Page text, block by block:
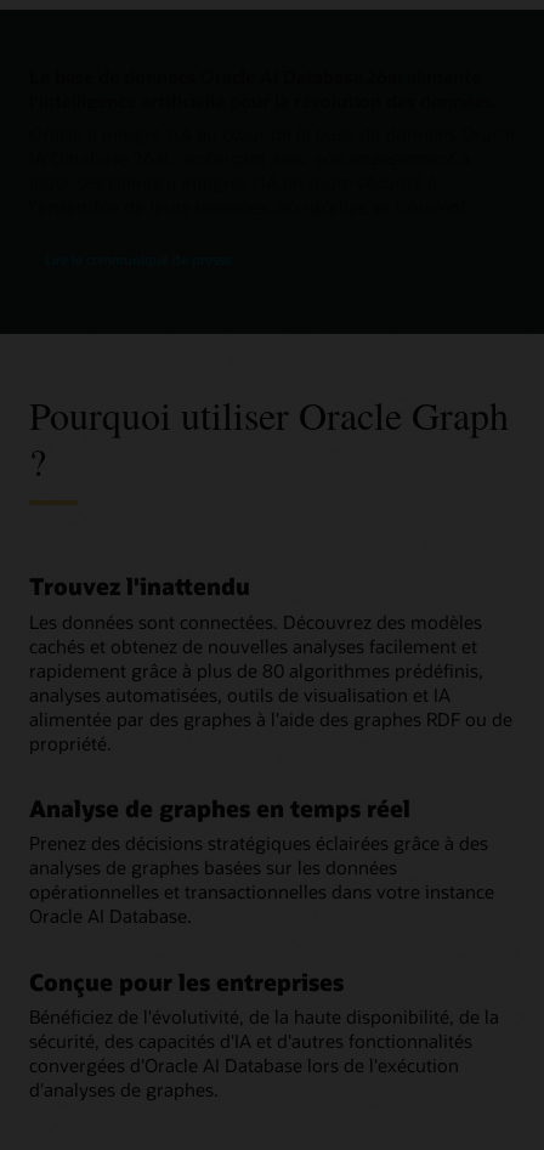
Pourquoi utiliser Oracle Graph
?
Trouvez l'inattendu
Les données sont connectées. Découvrez des modèles
cachés et obtenez de nouvelles analyses facilement et
rapidement grâce à plus de 80 algorithmes prédéfinis,
analyses automatisées, outils de visualisation et IA
alimentée par des graphes à l'aide des graphes RDF ou de
propriété.
Analyse de graphes en temps réel
Prenez des décisions stratégiques éclairées grâce à des
analyses de graphes basées sur les données
opérationnelles et transactionnelles dans votre instance
Oracle AI Database.
Conçue pour les entreprises
Bénéficiez de l'évolutivité, de la haute disponibilité, de la
sécurité, des capacités d'IA et d'autres fonctionnalités
convergées d'Oracle AI Database lors de l'exécution
d'analyses de graphes.